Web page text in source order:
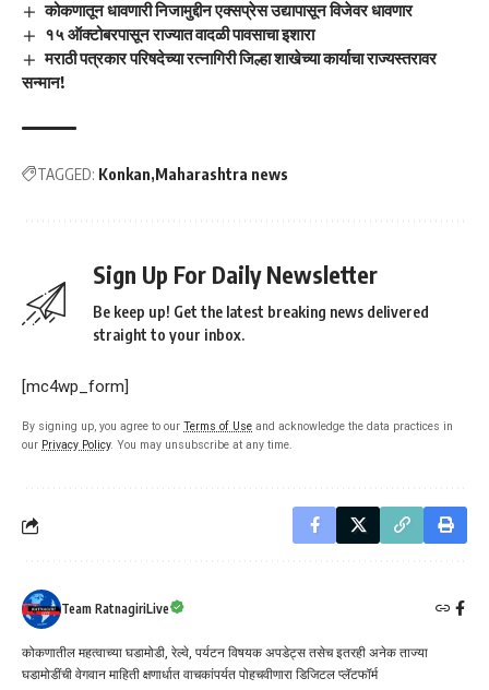
कोकणातून धावणारी निजामुद्दीन एक्सप्रेस उद्यापासून विजेवर धावणार
१५ ऑक्टोबरपासून राज्यात वादळी पावसाचा इशारा
मराठी पत्रकार परिषदेच्या रत्नागिरी जिल्हा शाखेच्या कार्याचा राज्यस्तरावर
सन्मान!
TAGGED: Konkan Maharashtra news
Sign Up For Daily Newsletter
Be keep up! Get the latest breaking news delivered
straight to your inbox.
[mc4wp_form]
By signing up, you agree to our Terms of Use and acknowledge the data practices in
our Privacy Policy. You may unsubscribe at any time.
Team RatnagiriLive
कोकणातील महत्वाच्या घडामोडी, रेल्वे, पर्यटन विषयक अपडेट्स तसेच इतरही अनेक ताज्या
घडामोडींची वेगवान माहिती क्षणार्धात वाचकांपर्यत पोहचवीणारा डिजिटल प्लॅटफॉर्म